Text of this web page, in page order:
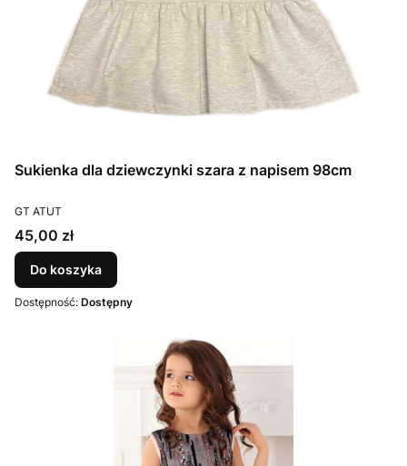
Sukienka dla dziewczynki szara z napisem 98cm
PRODUCENT
GT ATUT
Cena
45,00 zł
Do koszyka
Dostępność: Dostępny